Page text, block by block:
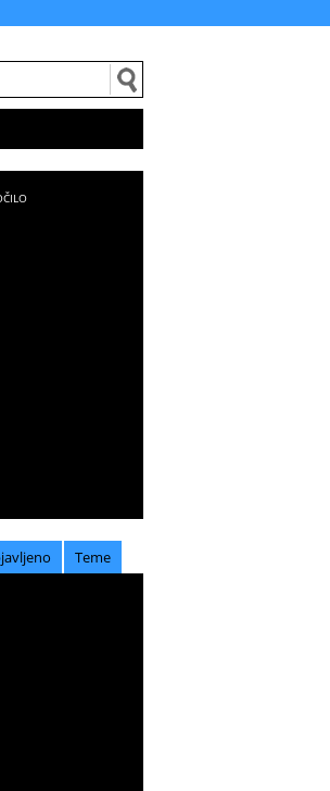
Teme